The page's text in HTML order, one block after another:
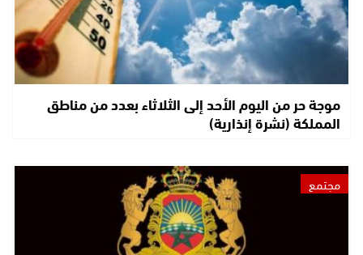
موجة حر من اليوم الأحد إلى الثلاثاء بعدد من مناطق
المملكة (نشرة إنذارية)
مجتمع